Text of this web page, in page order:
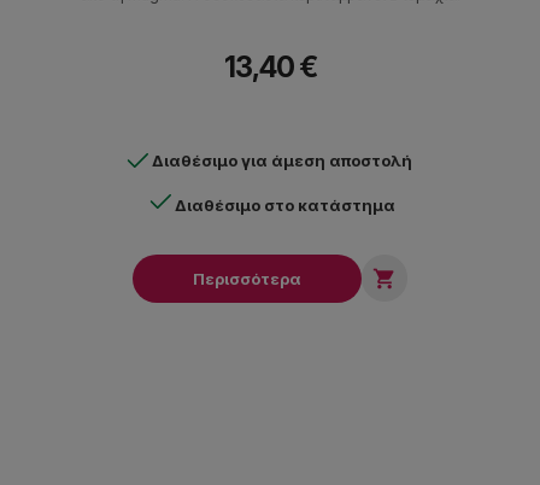
13,40 €
Διαθέσιμο για άμεση αποστολή
Διαθέσιμο στο κατάστημα
Περισσότερα 